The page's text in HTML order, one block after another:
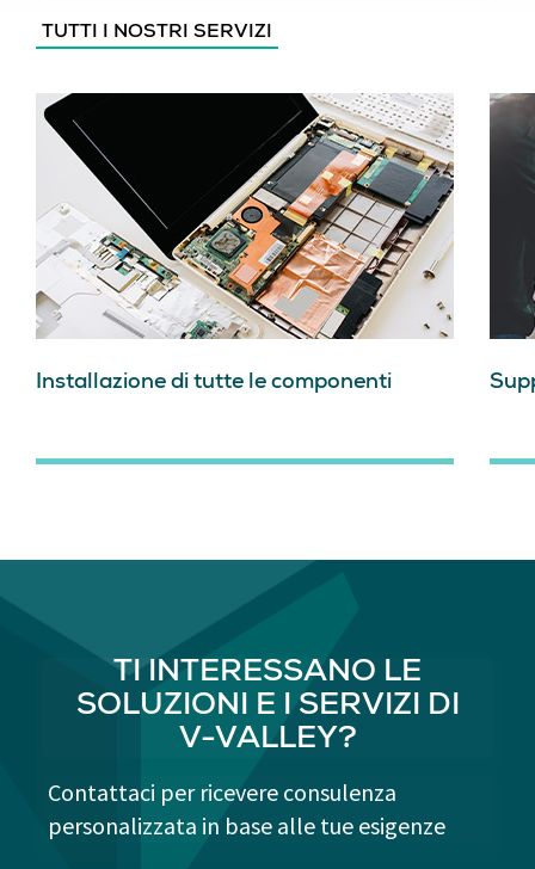
TUTTI I NOSTRI SERVIZI
Installazione di tutte le componenti
TI INTERESSANO LE
SOLUZIONI E I SERVIZI DI
V-VALLEY?
Contattaci per ricevere consulenza
personalizzata in base alle tue esigenze